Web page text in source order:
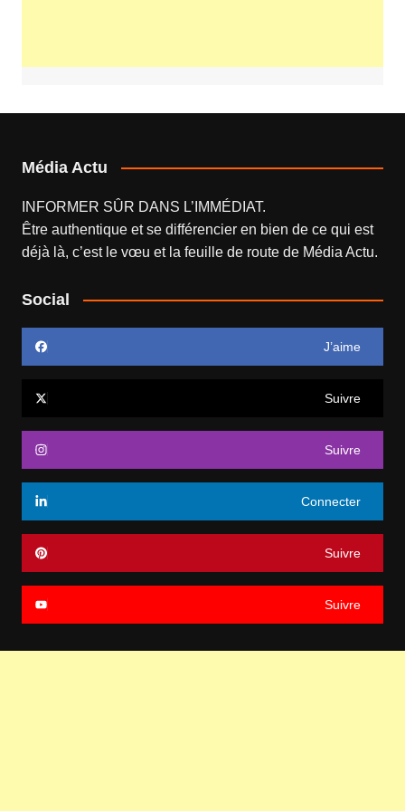
Média Actu
INFORMER SÛR DANS L’IMMÉDIAT.
Être authentique et se différencier en bien de ce qui est
déjà là, c’est le vœu et la feuille de route de Média Actu.
Social
J’aime
Suivre
Suivre
Connecter
Suivre
Suivre